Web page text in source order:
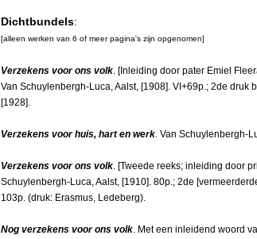
Dichtbundels:
[alleen werken van 6 of meer pagina's zijn opgenomen]
Verzekens voor ons volk. [Inleiding door pater Emiel
Van Schuylenbergh-Luca, Aalst, [1908]. VI+69p.; 2de druk
[1928].
Verzekens voor huis, hart en werk. Van Schuylenbergh-
Verzekens voor ons volk. [Tweede reeks; inleiding door
Schuylenbergh-Luca, Aalst, [1910]. 80p.; 2de
103p. (druk: Erasmus, Ledeberg).
Nog verzekens voor ons volk. Met een inleidend woord